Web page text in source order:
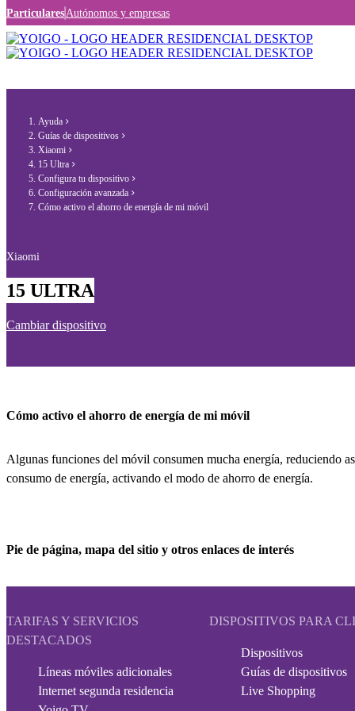
Particulares Autónomos y empresas
Ayuda
Guías de dispositivos
Xiaomi
15 Ultra
Configura tu dispositivo
Configuración avanzada
Cómo activo el ahorro de energía de mi móvil
Xiaomi
15 ULTRA
Cambiar dispositivo
Cómo activo el ahorro de energía de mi móvil
Algunas funciones del móvil consumen mucha energía, reduciendo
consumo de energía, activando el modo de ahorro de energía.
Pie de página, mapa del sitio y otros enlaces de interés
TARIFAS Y SERVICIOS
DESTACADOS
Líneas móviles adicionales
Internet segunda residencia
DISPOSITIVOS PARA
Dispositivos
Guías de dispositivos
Live Shopping